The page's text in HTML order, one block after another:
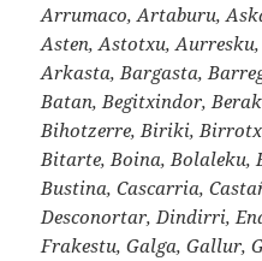
Arrumaco, Artaburu,
Asten, Astotxu,
Arkasta, Bargasta,
Batan, Begitxindor,
Bihotzerre, Biriki,
Bitarte, Boina, Bolaleku,
Bustina, Cascarria,
Desconortar, Dindirri,
Frakestu, Galga, Gallur,